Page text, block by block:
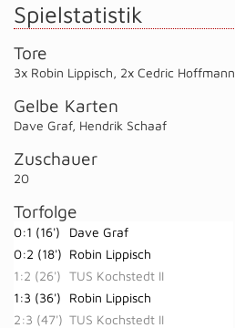
Spielstatistik
Tore
3x Robin Lippisch, 2x Cedric Hoffmann
Gelbe Karten
Dave Graf, Hendrik Schaaf
Zuschauer
20
Torfolge
0:1 (16')
Dave Graf
0:2 (18') Robin Lippisch
1:2 (26') TUS Kochstedt II
1:3 (36')
Robin Lippisch
2:3 (47') TUS Kochstedt II